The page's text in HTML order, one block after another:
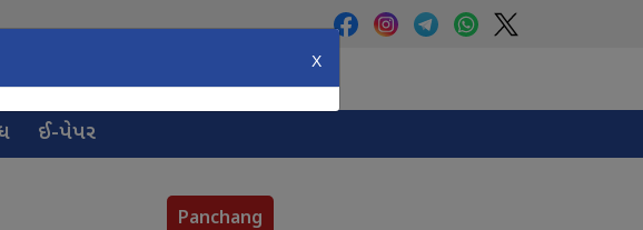
ઈ-પેપર
X
Panchang